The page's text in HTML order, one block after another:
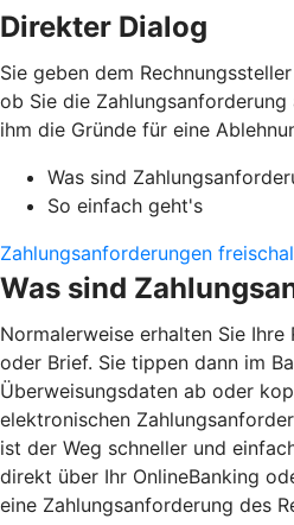
Direkter Dialog
Sie geben dem
ob Sie die
ihm die Gründe für eine
Was sind
So einfach geht's
Zahlungsanforderungen
Was sind
Normalerweise erhalten Sie Ihre
oder Brief. Sie tippen dann im
Überweisungsdaten ab oder
elektronischen
ist der Weg schneller und
direkt über Ihr OnlineBanking
eine Zahlungsanforderung des